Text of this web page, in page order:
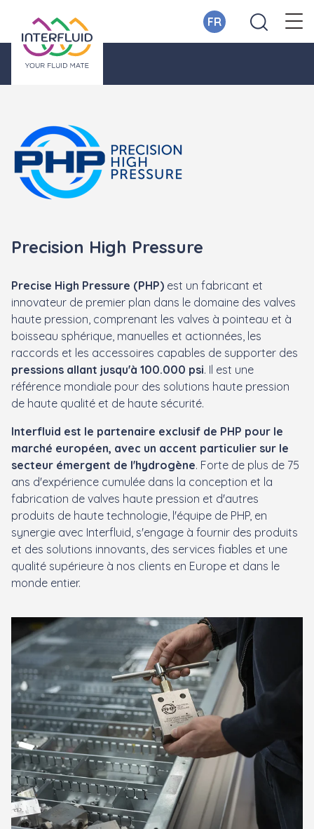
FR
Precision High Pressure
Precise High Pressure (PHP) est un fabricant et
innovateur de premier plan dans le domaine des valves
haute pression, comprenant les valves à pointeau et à
boisseau sphérique, manuelles et actionnées, les
raccords et les accessoires capables de supporter des
pressions allant jusqu'à 100.000 psi. Il est une
référence mondiale pour des solutions haute pression
de haute qualité et de haute sécurité.
Interfluid est le partenaire exclusif de PHP pour le
marché européen, avec un accent particulier sur le
secteur émergent de l'hydrogène. Forte de plus de 75
ans d'expérience cumulée dans la conception et la
fabrication de valves haute pression et d'autres
produits de haute technologie, l'équipe de PHP, en
synergie avec Interfluid, s'engage à fournir des produits
et des solutions innovants, des services fiables et une
qualité supérieure à nos clients en Europe et dans le
monde entier.